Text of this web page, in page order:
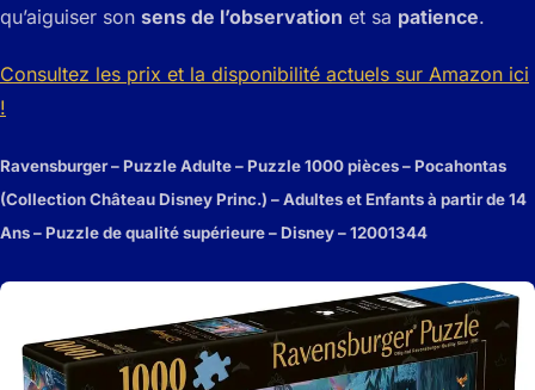
qu’aiguiser son sens de l’observation et sa patience.
Consultez les prix et la disponibilité actuels sur Amazon ici
!
Ravensburger – Puzzle Adulte – Puzzle 1000 pièces – Pocahontas
(Collection Château Disney Princ.) – Adultes et Enfants à partir de 14
Ans – Puzzle de qualité supérieure – Disney – 12001344